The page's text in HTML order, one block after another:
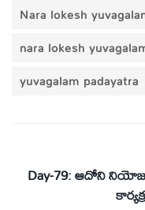
Nara lokesh
nara lokesh
yuvagalam padayatra
Day-79: ఆదోని